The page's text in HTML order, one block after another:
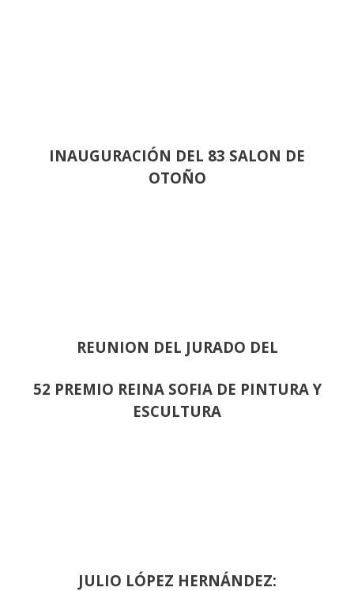
INAUGURACIÓN DEL 83 SALON DE
OTOÑO
REUNION DEL JURADO DEL
52 PREMIO REINA SOFIA DE PINTURA Y
ESCULTURA
JULIO LÓPEZ HERNÁNDEZ: